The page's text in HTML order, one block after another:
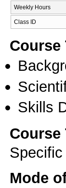
Weekly Hours
Class ID
Course
Skills
Course
Mode